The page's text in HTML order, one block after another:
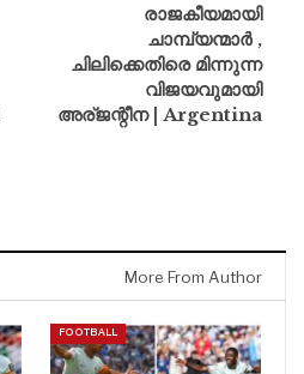
രാജകീയമായി
ചാമ്പ്യന്മാർ ,
ചിലിക്കെതിരെ മിന്നുന്ന
വിജയവുമായി
അര്ജന്റീന | Argentina
More From Author
FOOTBALL